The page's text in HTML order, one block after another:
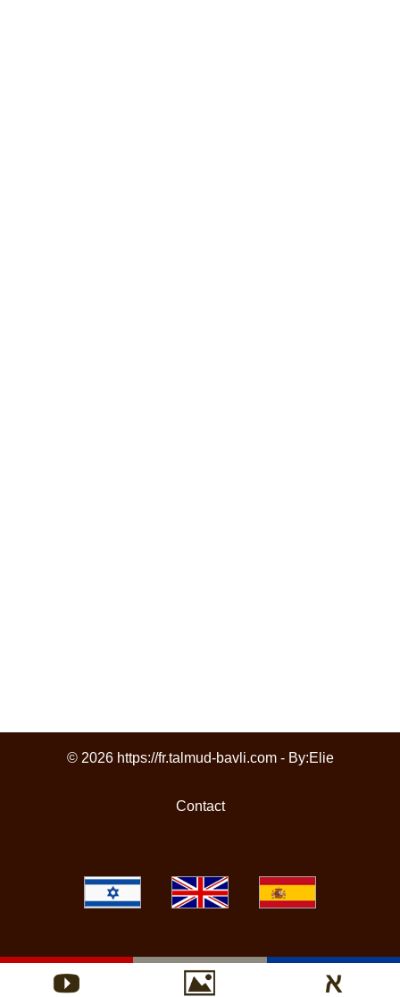
© 2026 https://fr.talmud-bavli.com - By:Elie
Contact